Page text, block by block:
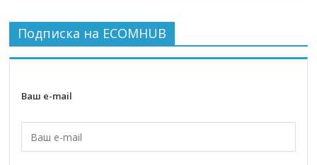
Подписка на ECOMHUB
Ваш e-mail